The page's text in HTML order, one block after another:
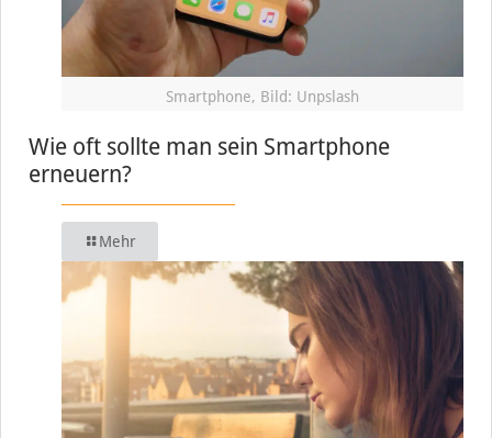
Smartphone, Bild: Unpslash
Wie oft sollte man sein Smartphone
erneuern?
Mehr